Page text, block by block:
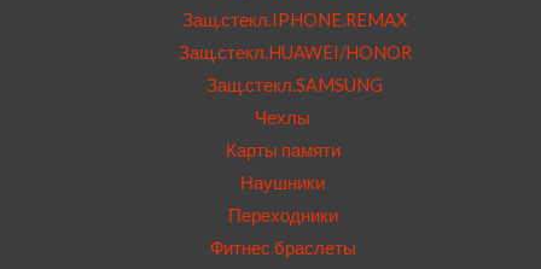
Защ.стекл.IPHONE.REMAX
Защ.стекл.HUAWEI/HONOR
Защ.стекл.SAMSUNG
Чехлы
Карты памяти
Наушники
Переходники
Фитнес браслеты